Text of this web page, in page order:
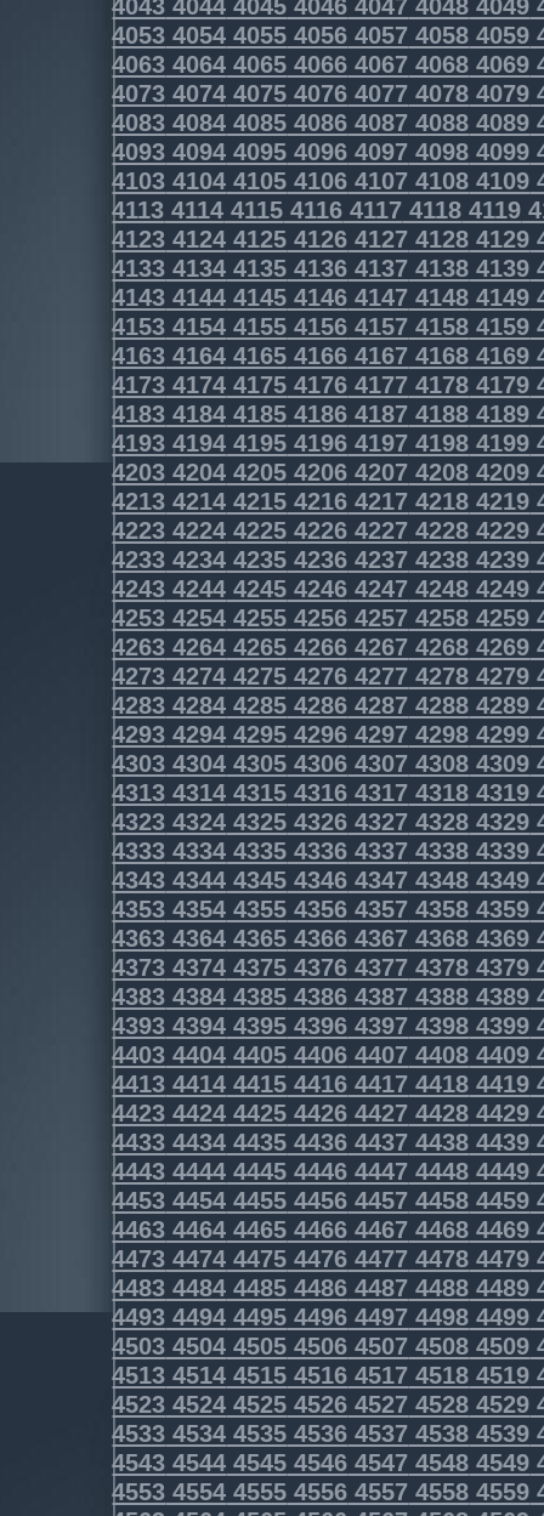
4053 4054 4055 4056 4057 4058 4059
4063 4064 4065 4066 4067 4068 4069
4073 4074 4075 4076 4077 4078 4079
4083 4084 4085 4086 4087 4088 4089
4093 4094 4095 4096 4097 4098 4099
4103 4104 4105 4106 4107 4108 4109
4113 4114 4115 4116 4117 4118 4119
4123 4124 4125 4126 4127 4128 4129
4133 4134 4135 4136 4137 4138 4139
4143 4144 4145 4146 4147 4148 4149
4153 4154 4155 4156 4157 4158 4159
4163 4164 4165 4166 4167 4168 4169
4173 4174 4175 4176 4177 4178 4179
4183 4184 4185 4186 4187 4188 4189
4193 4194 4195 4196 4197 4198 4199
4203 4204 4205 4206 4207 4208 4209
4213 4214 4215 4216 4217 4218 4219
4223 4224 4225 4226 4227 4228 4229
4233 4234 4235 4236 4237 4238 4239
4243 4244 4245 4246 4247 4248 4249
4253 4254 4255 4256 4257 4258 4259
4263 4264 4265 4266 4267 4268 4269
4273 4274 4275 4276 4277 4278 4279
4283 4284 4285 4286 4287 4288 4289
4293 4294 4295 4296 4297 4298 4299
4303 4304 4305 4306 4307 4308 4309
4313 4314 4315 4316 4317 4318 4319
4323 4324 4325 4326 4327 4328 4329
4333 4334 4335 4336 4337 4338 4339
4343 4344 4345 4346 4347 4348 4349
4353 4354 4355 4356 4357 4358 4359
4363 4364 4365 4366 4367 4368 4369
4373 4374 4375 4376 4377 4378 4379
4383 4384 4385 4386 4387 4388 4389
4393 4394 4395 4396 4397 4398 4399
4403 4404 4405 4406 4407 4408 4409
4413 4414 4415 4416 4417 4418 4419
4423 4424 4425 4426 4427 4428 4429
4433 4434 4435 4436 4437 4438 4439
4443 4444 4445 4446 4447 4448 4449
4453 4454 4455 4456 4457 4458 4459
4463 4464 4465 4466 4467 4468 4469
4473 4474 4475 4476 4477 4478 4479
4483 4484 4485 4486 4487 4488 4489
4493 4494 4495 4496 4497 4498 4499
4503 4504 4505 4506 4507 4508 4509
4513 4514 4515 4516 4517 4518 4519
4523 4524 4525 4526 4527 4528 4529
4533 4534 4535 4536 4537 4538 4539
4543 4544 4545 4546 4547 4548 4549
4553 4554 4555 4556 4557 4558 4559